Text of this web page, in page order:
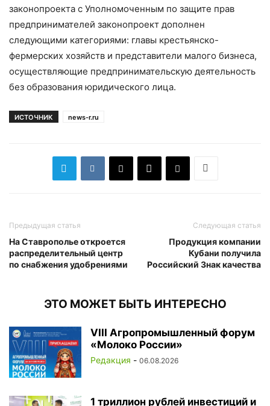
законопроекта с Уполномоченным по защите прав
предпринимателей законопроект дополнен
следующими категориями: главы крестьянско-
фермерских хозяйств и представители малого бизнеса,
осуществляющие предпринимательскую деятельность
без образования юридического лица.
ИСТОЧНИК news-r.ru
Предыдущая статья
На Ставрополье откроется
распределительный центр
по снабжения удобрениями
Следующая статья
Продукция компании
Кубани получила
Российский Знак качества
ЭТО МОЖЕТ БЫТЬ ИНТЕРЕСНО
VIII Агропромышленный форум
«Молоко России»
Редакция - 06.08.2026
1 триллион рублей инвестиций и